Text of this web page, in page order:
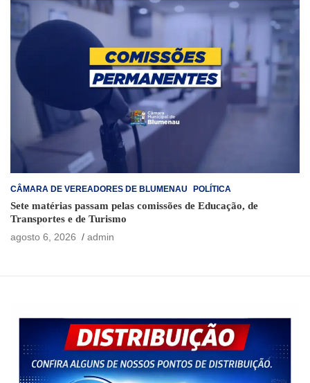
CÂMARA DE VEREADORES DE BLUMENAU POLÍTICA
Sete matérias passam pelas comissões de Educação, de
Transportes e de Turismo
agosto 6, 2026
admin